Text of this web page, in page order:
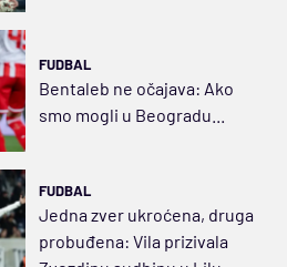
FUDBAL
Bentaleb ne očajava: Ako
smo mogli u Beogradu...
FUDBAL
Jedna zver ukroćena, druga
probuđena: Vila prizivala